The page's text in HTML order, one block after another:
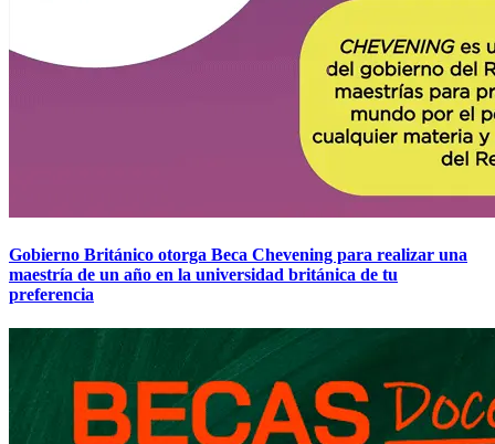
Gobierno Británico otorga Beca Chevening para realizar una
maestría de un año en la universidad británica de tu
preferencia